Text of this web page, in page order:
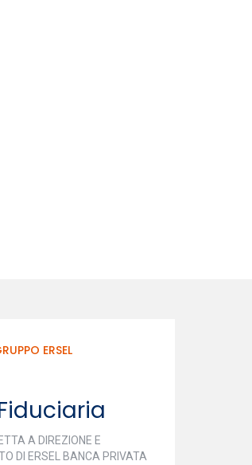
ERSEL
A DIREZIONE E
DI ERSEL BANCA PRIVATA